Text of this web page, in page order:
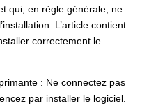
qui, en règle générale, ne
L’article contient
correctement le
: Ne connectez pas
par installer le logiciel.